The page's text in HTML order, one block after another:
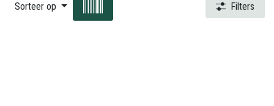
Sorteer op Filters